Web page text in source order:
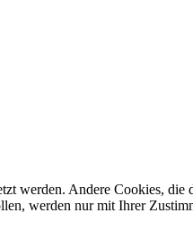
werden. Andere Cookies,
werden nur mit Ihrer